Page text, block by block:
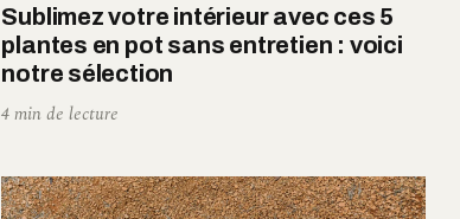
Sublimez votre intérieur avec ces 5
plantes en pot sans entretien : voici
notre sélection
4 min de lecture